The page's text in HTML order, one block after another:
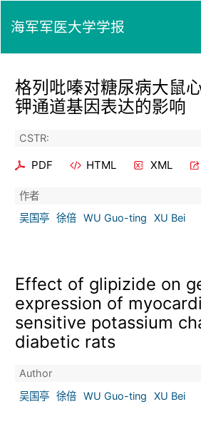
海军军医大学学报
格列吡嗪对糖尿病大鼠
钾通道基因表达的影响
CSTR:
PDF HTML XML
作者
吴国亭 徐倍 WU Guo-ting XU Bei
Effect of glipizide on
expression of
sensitive potassium
diabetic rats
Author
吴国亭 徐倍 WU Guo-ting XU Bei